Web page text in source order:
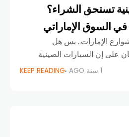
تستحق الشراء؟
السوق الإماراتي
الإمارات.. بس هل
على إن السيارات الصينية
السيارات في الإمارات.
مختلفة
1 سنة AGO KEEP READING